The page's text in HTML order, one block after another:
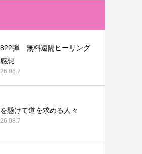
弾 無料遠隔ヒーリング
想
懸けて道を求める人々